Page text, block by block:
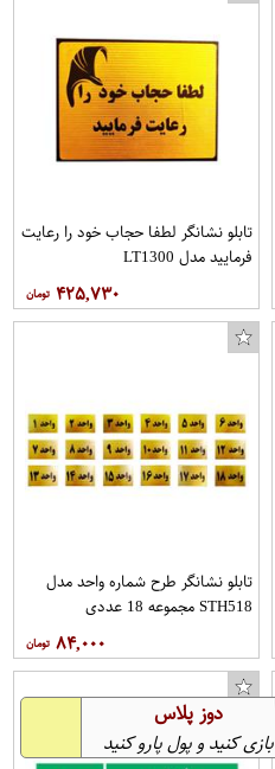
تابلو نشانگر لطفا حجاب خود را رعایت
فرمایید مدل LT1300
۴۲۵,۷۳۰
تابلو نشانگر طرح شماره واحد مدل
STH518 مجموعه 18 عددی
۸۴,۰۰۰
دوز پلاس
بازی کنید و پول پارو کنید